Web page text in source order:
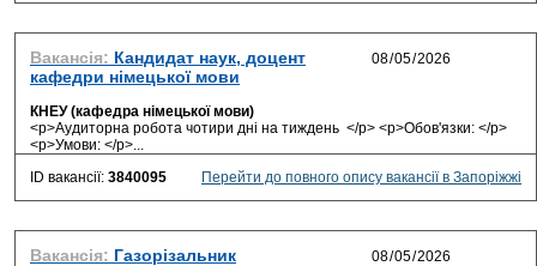
Вакансія: Кандидат наук, доцент
кафедри німецької мови
КНЕУ (кафедра німецької мови)
<p>Аудиторна робота чотири дні на тиждень </p> <p>Обов'язки: </p>
<p>Умови: </p>...
ID вакансії: 3840095 Перейти до повного опису вакансії в Запоріжжі
Вакансія: Газорізальник